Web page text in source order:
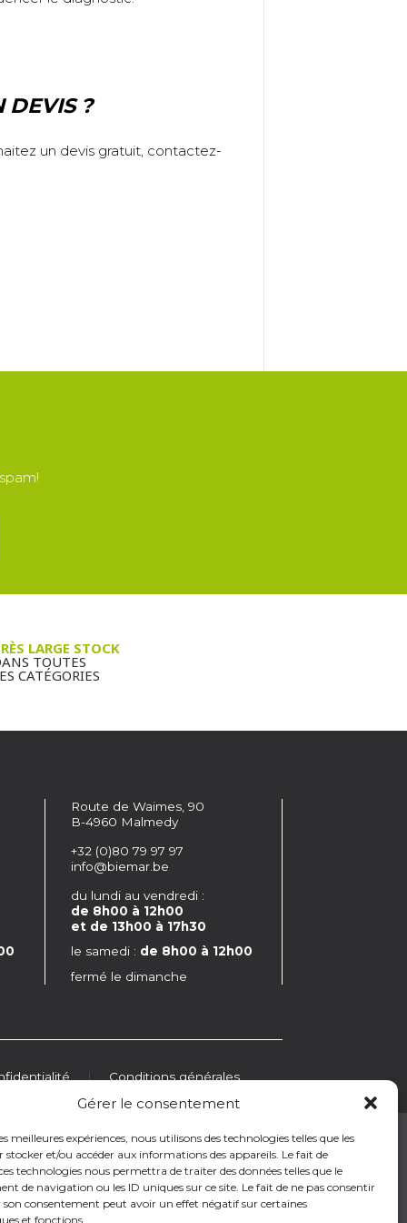
Gérer le consentement
meilleures expériences, nous utilisons des technologies telles que les
stocker et/ou accéder aux informations des appareils. Le fait de
technologies nous permettra de traiter des données telles que le
de navigation ou les ID uniques sur ce site. Le fait de ne pas consentir
son consentement peut avoir un effet négatif sur certaines
et fonctions.
DEVIS ?
un devis gratuit, contactez-
LARGE STOCK
TOUTES
CATÉGORIES
Route de Waimes, 90
B-4960 Malmedy
+32 (0)80 79 97 97
info@biemar.be
du lundi au vendredi :
de 8h00 à 12h00
et de 13h00 à 17h30
le samedi : de 8h00 à 12h00
fermé le dimanche
| Conditions générales
|Bois de bardage|Bois pour terrasse|
|Bloc porte | Porte intérieure en bois |
en pin|Revêtement de façade en bois|
pour terrasse